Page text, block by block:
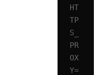
HT
TP
S_
PR
OX
Y=